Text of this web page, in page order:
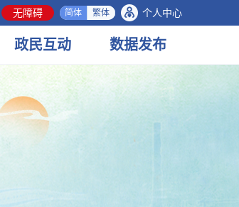
无障碍 简体 繁体 个人中心
政民互动 数据发布